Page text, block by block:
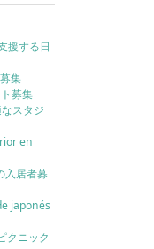
援する日
集
募集
スタジ
en
入居者募
japonés
クニック